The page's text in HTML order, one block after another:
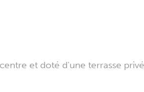
et doté d'une terrasse